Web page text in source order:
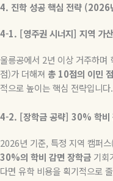
4. 진학 성공핵심 전략 (2026
4-1. [영주권시너지] 지역 가
울릉공에서 2년 이상 거주하며
점)가 더해져 총 10점의 이민
적으로 높이는 핵심 전략입니다.
4-2. [장학금공략] 30% 학비
2026년 기준, 특정 지역 캠퍼스
30%의 학비 감면 장학금 기회
다면 유학 비용을 획기적으로